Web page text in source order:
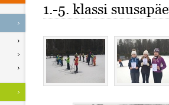
1.-5. klassi